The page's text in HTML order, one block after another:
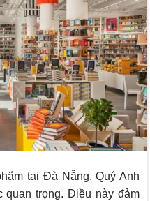
tại Đà Nẵng, Quý Anh
quan trọng. Điều này đảm